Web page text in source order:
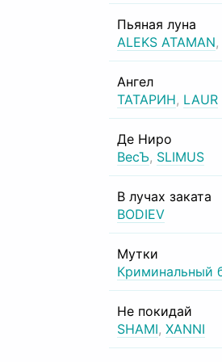
Пьяная луна
ALEKS ATAMAN,
Ангел
ТАТАРИН, LAUR
Де Ниро
ВесЪ, SLIMUS
В лучах заката
BODIEV
Мутки
Криминальный
Не покидай
SHAMI, XANNI